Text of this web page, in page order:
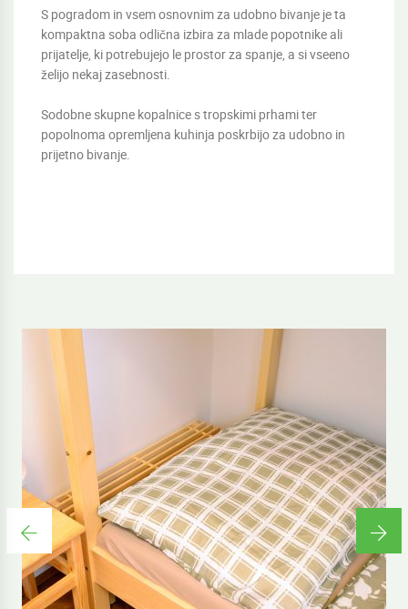
S pogradom in vsem osnovnim za udobno bivanje je ta
kompaktna soba odlična izbira za mlade popotnike ali
prijatelje, ki potrebujejo le prostor za spanje, a si vseeno
želijo nekaj zasebnosti.
Sodobne skupne kopalnice s tropskimi prhami ter
popolnoma opremljena kuhinja poskrbijo za udobno in
prijetno bivanje.